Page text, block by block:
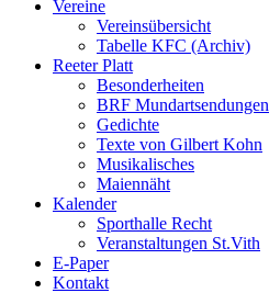
Vereine
Vereinsübersicht
Tabelle KFC (Archiv)
Reeter Platt
Besonderheiten
BRF Mundartsendungen
Gedichte
Texte von Gilbert Kohn
Musikalisches
Maiennäht
Kalender
Sporthalle Recht
Veranstaltungen St.Vith
E-Paper
Kontakt